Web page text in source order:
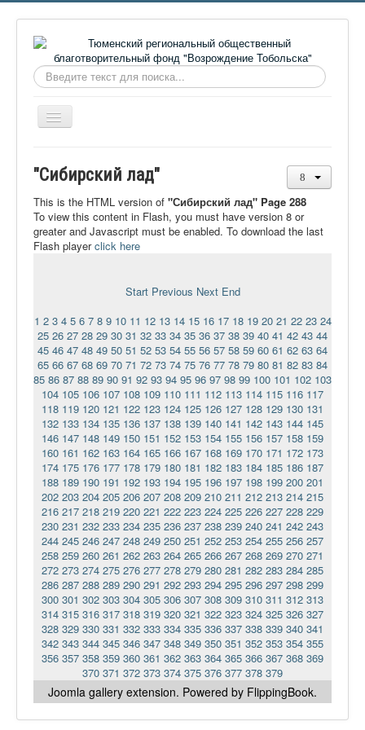
Искать...
Включить/
выключить
О фонде
Онлайн библиотека
Видеоматериалы
Сайт проекта Достоевский
Ермаковополе.рф
"Сибирский лад"
This is the HTML version of "Сибирский лад" Page 288
To view this content in Flash, you must have version 8 or
greater and Javascript must be enabled. To download the last
Flash playerclick here
Start Previous Next End
1 2 3 4 5 6 7 8 9 10 11 12 13 14 15 16 17 18 19 20 21 22 23 24
25 26 27 28 29 30 31 32 33 34 35 36 37 38 39 40 41 42 43 44
45 46 47 48 49 50 51 52 53 54 55 56 57 58 59 60 61 62 63 64
65 66 67 68 69 70 71 72 73 74 75 76 77 78 79 80 81 82 83 84
85 86 87 88 89 90 91 92 93 94 95 96 97 98 99 100 101 102 103
104 105 106 107 108 109 110 111 112 113 114 115 116 117
118 119 120 121 122 123 124 125 126 127 128 129 130 131
132 133 134 135 136 137 138 139 140 141 142 143 144 145
146 147 148 149 150 151 152 153 154 155 156 157 158 159
160 161 162 163 164 165 166 167 168 169 170 171 172 173
174 175 176 177 178 179 180 181 182 183 184 185 186 187
188 189 190 191 192 193 194 195 196 197 198 199 200 201
202 203 204 205 206 207 208 209 210 211 212 213 214 215
216 217 218 219 220 221 222 223 224 225 226 227 228 229
230 231 232 233 234 235 236 237 238 239 240 241 242 243
244 245 246 247 248 249 250 251 252 253 254 255 256 257
258 259 260 261 262 263 264 265 266 267 268 269 270 271
272 273 274 275 276 277 278 279 280 281 282 283 284 285
286 287 288 289 290 291 292 293 294 295 296 297 298 299
300 301 302 303 304 305 306 307 308 309 310 311 312 313
314 315 316 317 318 319 320 321 322 323 324 325 326 327
328 329 330 331 332 333 334 335 336 337 338 339 340 341
342 343 344 345 346 347 348 349 350 351 352 353 354 355
356 357 358 359 360 361 362 363 364 365 366 367 368 369
370 371 372 373 374 375 376 377 378 379
Joomla gallery extension. Powered by FlippingBook.